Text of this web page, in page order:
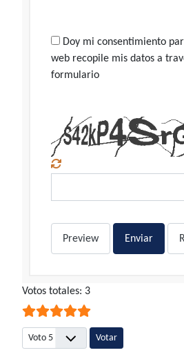
Doy mi consentimiento
web recopile mis datos a
formulario
Preview Enviar
Ratio:5/5
Votos totales: 3
Por favor, vote